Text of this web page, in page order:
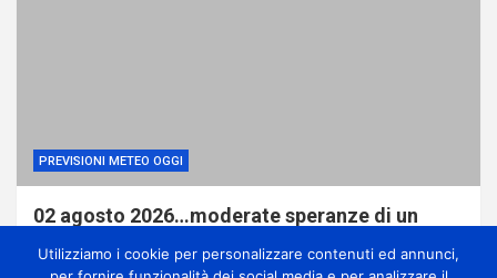
PREVISIONI METEO OGGI
02 agosto 2026…moderate speranze di un
termine…
Utilizziamo i cookie per personalizzare contenuti ed annunci,